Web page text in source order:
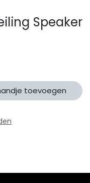
Speaker
toevoegen